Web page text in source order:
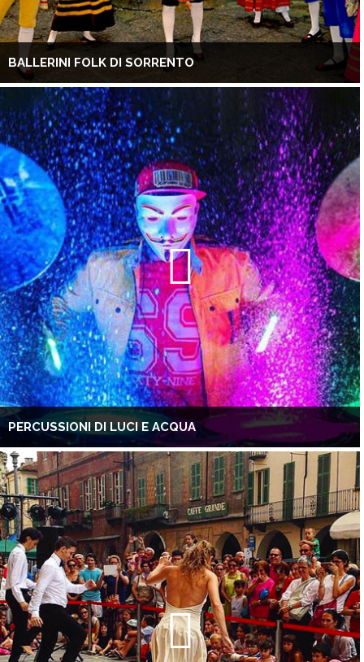
BALLERINI FOLK DI SORRENTO
PERCUSSIONI DI LUCI E ACQUA